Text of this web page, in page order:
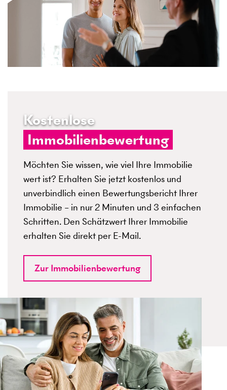
Kostenlose
Immobilienbewertung
Möchten Sie wissen, wie viel Ihre Immobilie
wert ist? Erhalten Sie jetzt kostenlos und
unverbindlich einen Bewertungsbericht Ihrer
Immobilie – in nur 2 Minuten und 3 einfachen
Schritten. Den Schätzwert Ihrer Immobilie
erhalten Sie direkt per E-Mail.
Zur Immobilienbewertung